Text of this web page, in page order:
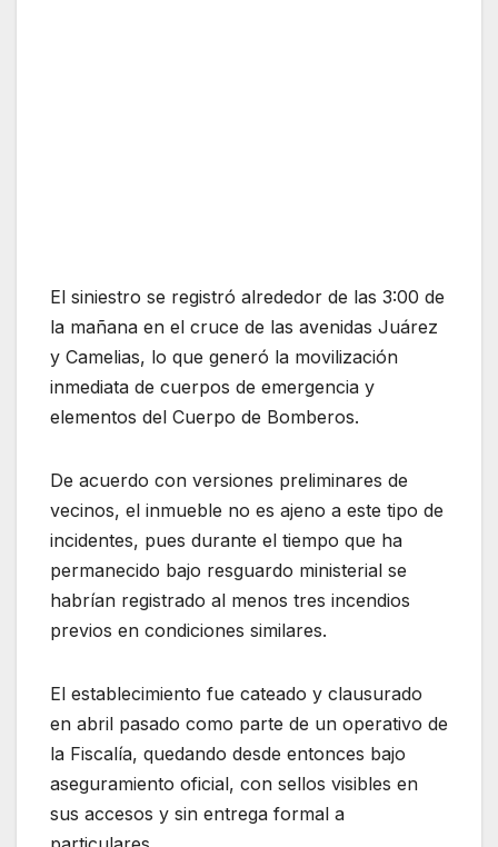
El siniestro se registró alrededor de las 3:00 de
la mañana en el cruce de las avenidas Juárez
y Camelias, lo que generó la movilización
inmediata de cuerpos de emergencia y
elementos del Cuerpo de Bomberos.
De acuerdo con versiones preliminares de
vecinos, el inmueble no es ajeno a este tipo de
incidentes, pues durante el tiempo que ha
permanecido bajo resguardo ministerial se
habrían registrado al menos tres incendios
previos en condiciones similares.
El establecimiento fue cateado y clausurado
en abril pasado como parte de un operativo de
la Fiscalía, quedando desde entonces bajo
aseguramiento oficial, con sellos visibles en
sus accesos y sin entrega formal a